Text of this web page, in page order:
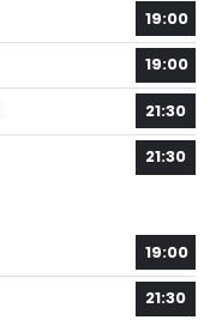
19:00
19:00
21:30
21:30
19:00
21:30